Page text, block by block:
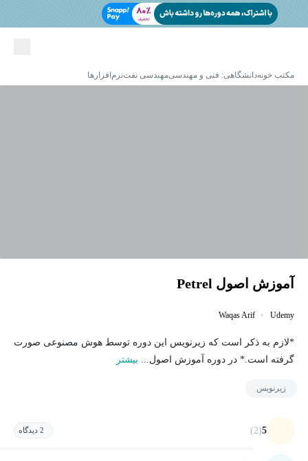
مکتب خونهدانشگاهی: فنی و مهندسیمهندسی نفتنرم‌افزارها
آموزش اصول Petrel
Udemy
Waqas Arif
*لازم به ذکر است که زیرنویس این دوره توسط هوش مصنوعی صورت
گرفته است.* در دوره آموزش اصول... بیشتر
زیرنویس
5
(2) 2 دیدگاه